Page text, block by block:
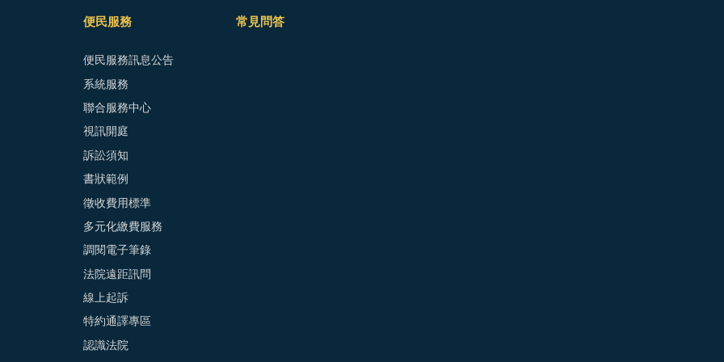
便民服務
便民服務訊息公告
系統服務
聯合服務中心
視訊開庭
訴訟須知
書狀範例
徵收費用標準
多元化繳費服務
調閱電子筆錄
法院遠距訊問
線上起訴
特約通譯專區
認識法院
常見問答